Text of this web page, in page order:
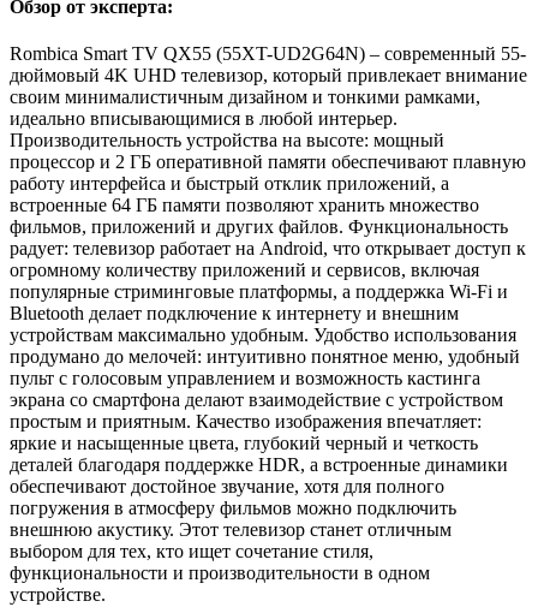
Обзор от эксперта:
Rombica Smart TV QX55 (55XT-UD2G64N) – современный 55-
дюймовый 4K UHD телевизор, который привлекает внимание
своим минималистичным дизайном и тонкими рамками,
идеально вписывающимися в любой интерьер.
Производительность устройства на высоте: мощный
процессор и 2 ГБ оперативной памяти обеспечивают плавную
работу интерфейса и быстрый отклик приложений, а
встроенные 64 ГБ памяти позволяют хранить множество
фильмов, приложений и других файлов. Функциональность
радует: телевизор работает на Android, что открывает доступ к
огромному количеству приложений и сервисов, включая
популярные стриминговые платформы, а поддержка Wi-Fi и
Bluetooth делает подключение к интернету и внешним
устройствам максимально удобным. Удобство использования
продумано до мелочей: интуитивно понятное меню, удобный
пульт с голосовым управлением и возможность кастинга
экрана со смартфона делают взаимодействие с устройством
простым и приятным. Качество изображения впечатляет:
яркие и насыщенные цвета, глубокий черный и четкость
деталей благодаря поддержке HDR, а встроенные динамики
обеспечивают достойное звучание, хотя для полного
погружения в атмосферу фильмов можно подключить
внешнюю акустику. Этот телевизор станет отличным
выбором для тех, кто ищет сочетание стиля,
функциональности и производительности в одном
устройстве.